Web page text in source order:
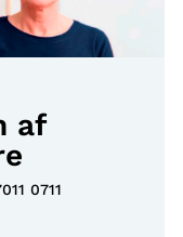
af
0711